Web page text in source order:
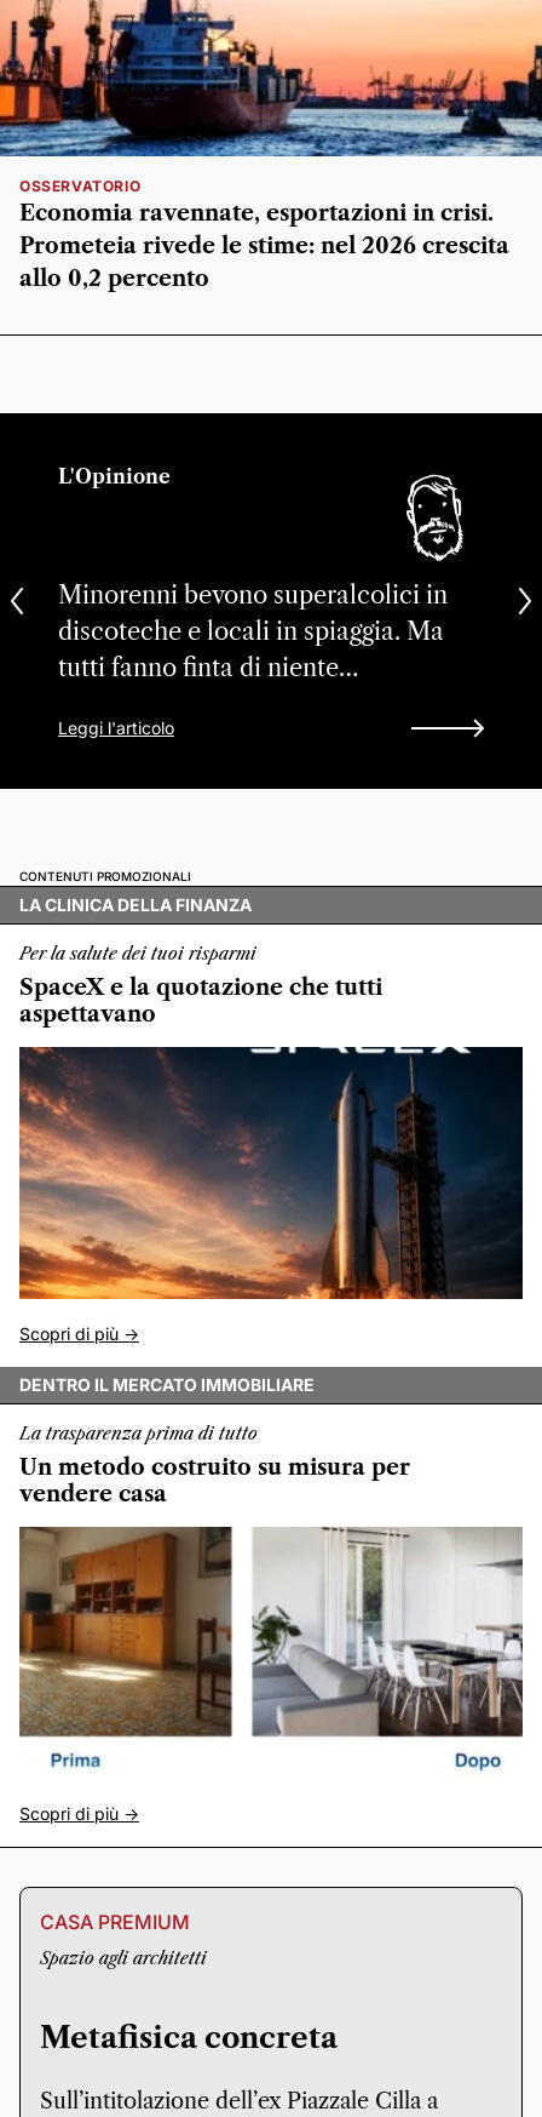
OSSERVATORIO
Economia ravennate, esportazioni in crisi.
Prometeia rivede le stime: nel 2026 crescita
allo 0,2 percento
L'Opinione
Minorenni bevono superalcolici in
discoteche e locali in spiaggia. Ma
tutti fanno finta di niente…
Leggi l'articolo
CONTENUTI PROMOZIONALI
LA CLINICA DELLA FINANZA
Per la salute dei tuoi risparmi
SpaceX e la quotazione che tutti
aspettavano
Scopri di più ->
DENTRO IL MERCATO IMMOBILIARE
La trasparenza prima di tutto
Un metodo costruito su misura per
vendere casa
Scopri di più ->
CASA PREMIUM
Spazio agli architetti
Metafisica concreta
Sull’intitolazione dell’ex Piazzale Cilla a